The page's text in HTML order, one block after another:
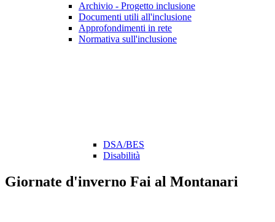
Archivio - Progetto inclusione
Documenti utili all'inclusione
Approfondimenti in rete
Normativa sull'inclusione
DSA/BES
Disabilità
Giornate d'inverno Fai al Montanari